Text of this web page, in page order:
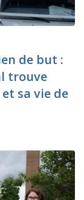
de but :
trouve
sa vie de